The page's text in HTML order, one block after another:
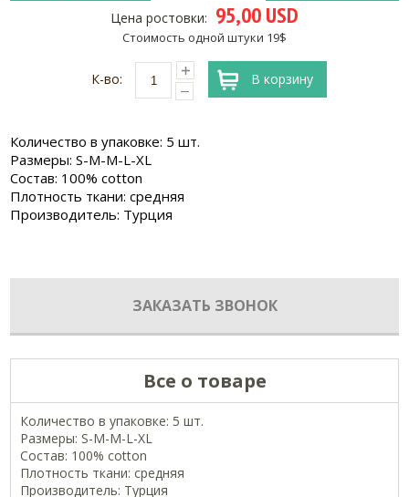
Цена ростовки: 95,00 USD
Стоимость одной штуки 19$
К-во: В корзину
Количество в упаковке: 5 шт.
Размеры: S-M-M-L-XL
Состав: 100% cotton
Плотность ткани: средняя
Производитель: Турция
ЗАКАЗАТЬ ЗВОНОК
Все о товаре
Количество в упаковке: 5 шт.
Размеры: S-M-M-L-XL
Состав: 100% cotton
Плотность ткани: средняя
Производитель: Турция